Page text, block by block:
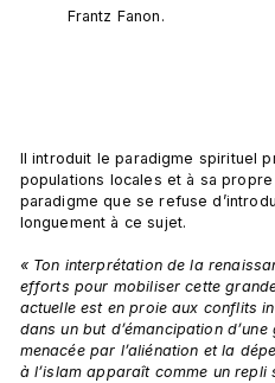
Frantz Fanon.
Il introduit le paradigme spirituel
populations locales et à sa
paradigme que se refuse
longuement à ce sujet.
« Ton interprétation de la
efforts pour mobiliser cette
actuelle est en proie aux conflits
dans un but d’émancipation
menacée par l’aliénation et la
à l’islam apparaît comme un